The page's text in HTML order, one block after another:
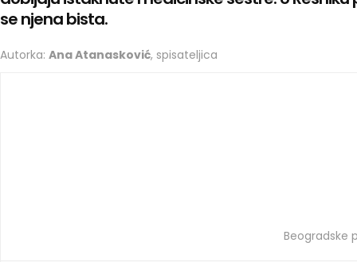
se njena bista.
Autorka: Ana Atanasković, spisateljica
Beogradske